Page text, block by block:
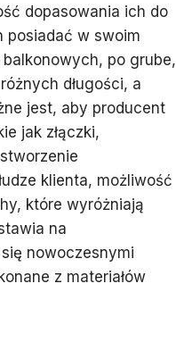
dopasowania ich do
posiadać w swoim
po grube,
długości, a
jest, aby producent
jak złączki,
klienta, możliwość
które wyróżniają
na
nowoczesnymi
z materiałów